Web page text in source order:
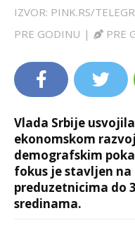
IZVOR: PINK.RS/
PRE GODINU | PRE
Vlada Srbije
ekonomskom
demografskim
fokus je stavljen
preduzetnicima do
sredinama.